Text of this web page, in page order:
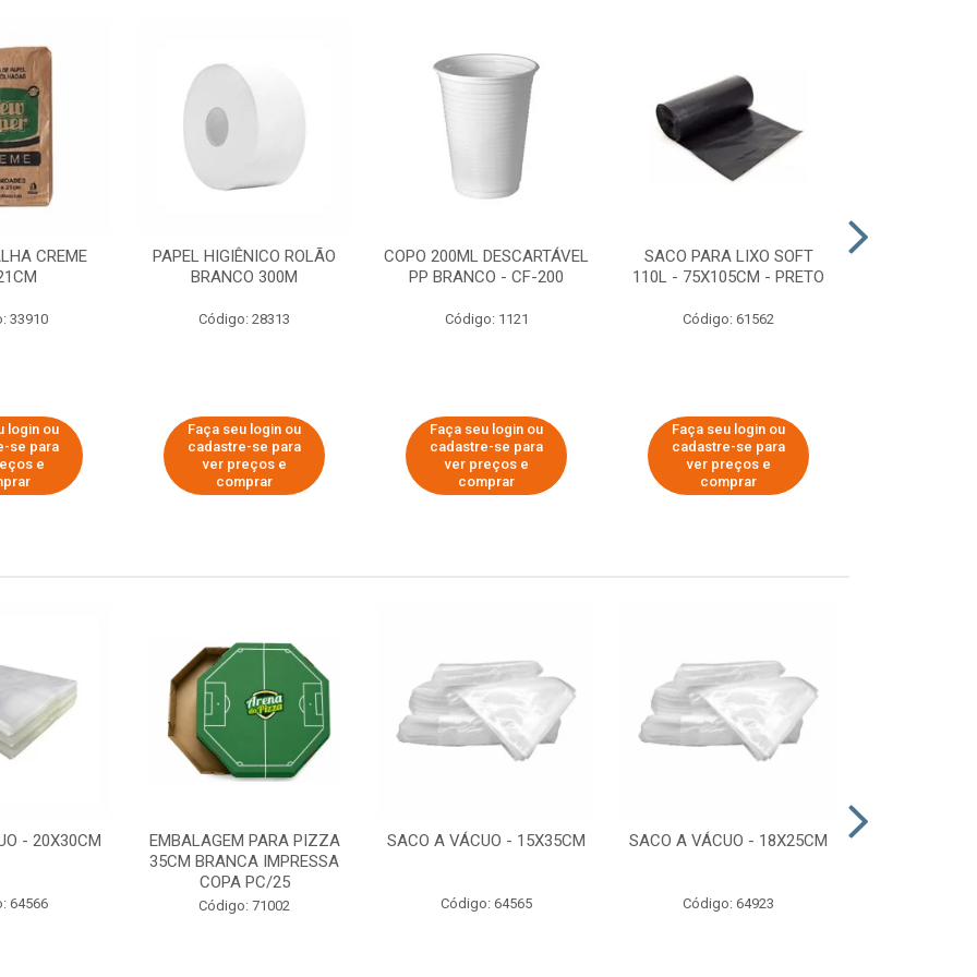
CREME
33910
login ou
se para
e
PAPEL HIGIÊNICO ROLÃO
BRANCO 300M
Código: 28313
Faça seu login ou
cadastre-se para
ver preços e
comprar
COPO 200ML DESCARTÁVEL
PP BRANCO - CF-200
Código: 1121
Faça seu login ou
cadastre-se para
ver preços e
comprar
SACO PARA LIXO SOFT
110L - 75X105CM - PRETO
Código: 61562
Faça seu login ou
cadastre-se para
ver preços e
comprar
- 20X30CM
64566
EMBALAGEM PARA PIZZA
35CM BRANCA IMPRESSA
COPA PC/25
Código: 71002
SACO A VÁCUO - 15X35CM
Código: 64565
SACO A VÁCUO - 18X25CM
Código: 64923